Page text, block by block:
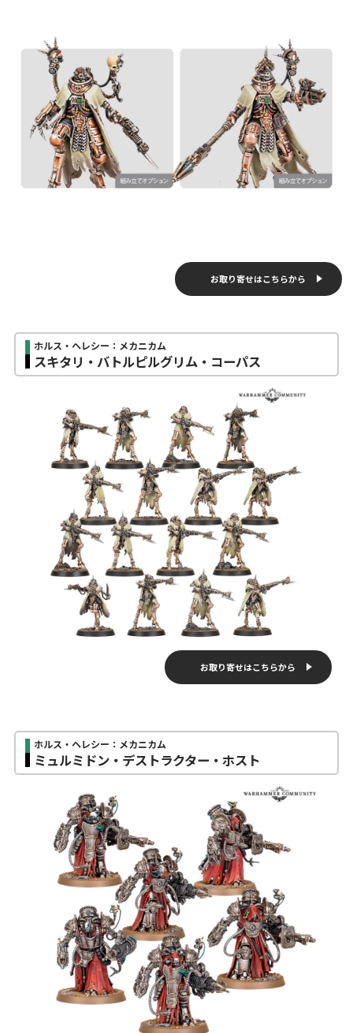
お取り寄せはこちらから
ホルス・ヘレシー：メカニカム
スキタリ・バトルピルグリム・コーパス
お取り寄せはこちらから
ホルス・ヘレシー：メカニカム
ミュルミドン・デストラクター・ホスト